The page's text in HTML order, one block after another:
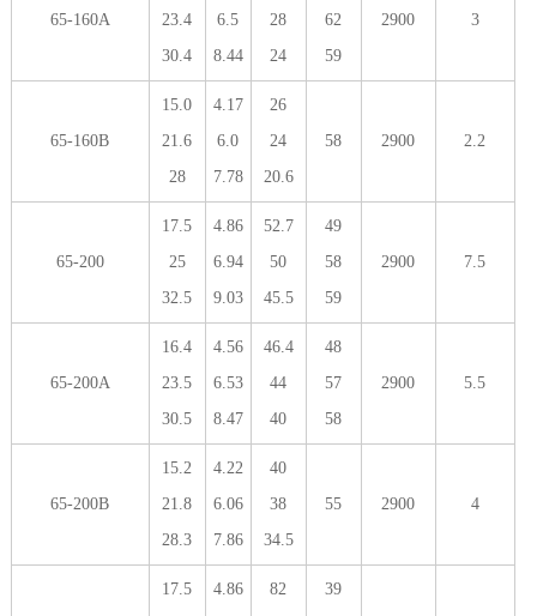
65-160A
23.4
30.4
6.5
8.44
28
24
62
59
2900 3
65-160B
15.0
21.6
28
4.17
6.0
7.78
26
24
20.6
58 2900 2.2
65-200
17.5
25
32.5
4.86
6.94
9.03
52.7
50
45.5
49
58
59
2900 7.5
65-200A
16.4
23.5
30.5
4.56
6.53
8.47
46.4
44
40
48
57
58
2900 5.5
65-200B
15.2
21.8
28.3
4.22
6.06
7.86
40
38
34.5
55 2900 4
17.5
4.86
82
39